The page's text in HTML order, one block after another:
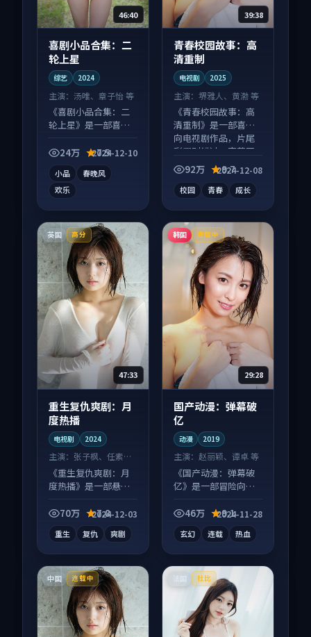
46:40
喜剧小品合集：二
轮上星
综艺 2024
主演： 汤唯、章子怡 等
《喜剧小品合集：二
轮上星》是一部喜剧
事并行，细节值得二
24万 7.5
2024-12-10
小品
春晚风
欢乐
39:38
青春校园故事：高
清重制
电视剧 2025
主演：堺雅人、黄渤 等
《青春校园故事：高
清重制》是一部喜剧
向电视剧作品，片尾
彩蛋别错过，字幕区
常有惊喜。
92万 9.7
2024-12-08
校园 青春 成长
英国 高分
47:33
重生复仇爽剧：月
度热播
电视剧 2024
主演： 张子枫、任素汐
等
《重生复仇爽剧：月
度热播》是一部悬疑
大屏端观看，细节更
70万 7.8
2024-12-03
重生 复仇 爽剧
韩国 连载中
29:28
国产动漫：弹幕破
亿
动漫 2019
主演：赵丽颖、谭卓 等
《国产动漫：弹幕破
亿》是一部冒险向动
酵，适合周末一口气
46万 9.1
2024-11-28
玄幻 连载 热血
中国 连载中 杜比